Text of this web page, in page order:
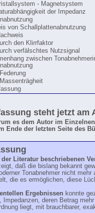
- Magnetsystem
der Impedanz
von Schallplattenabnutzung
den Klirrfaktor
verfälschtes Nutzsignal
zwischen
steht jetzt am
es dem Autor im
Ende der letzten Seite des
Literatur beschriebenen
daß die bislang bekannt
Tonabnehmer nicht
die es ermöglichen, diese
Ergebnissen konnte
Impedanzen, deren Betrag
liegt, mit brauchbarer,